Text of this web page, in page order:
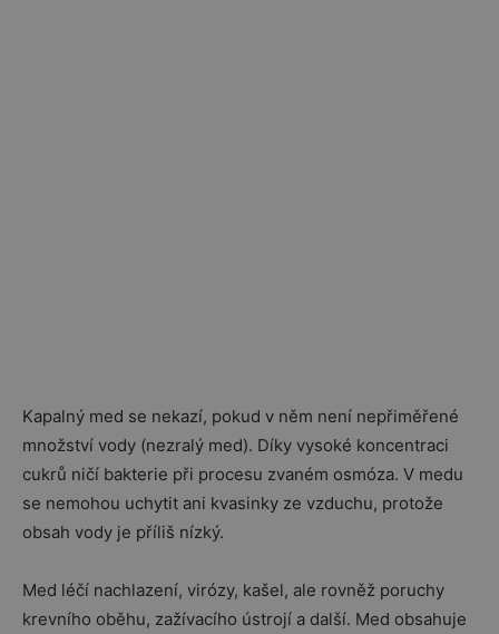
Kapalný med se nekazí, pokud v něm není nepřiměřené
množství vody (nezralý med). Díky vysoké koncentraci
cukrů ničí bakterie při procesu zvaném osmóza. V medu
se nemohou uchytit ani kvasinky ze vzduchu, protože
obsah vody je příliš nízký.
Med léčí nachlazení, virózy, kašel, ale rovněž poruchy
krevního oběhu, zažívacího ústrojí a další. Med obsahuje